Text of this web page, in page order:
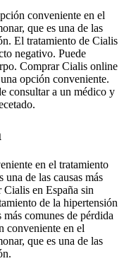
conveniente en el
que es una de las
El tratamiento de Cialis
negativo. Puede
Comprar Cialis online
opción conveniente.
consultar a un médico y
en el tratamiento
de las causas más
en España sin
de la hipertensión
comunes de pérdida
conveniente en el
que es una de las